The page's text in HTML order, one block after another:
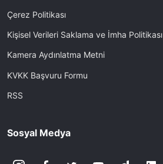
Çerez Politikası
Kişisel Verileri Saklama ve İmha Politikası
Kamera Aydınlatma Metni
KVKK Başvuru Formu
RSS
Sosyal Medya